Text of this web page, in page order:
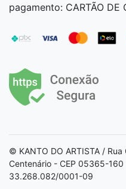
pagamento: CARTÃO DE
© KANTO DO ARTISTA /
Centenário - CEP 05365-160
33.268.082/0001-09